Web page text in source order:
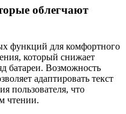
облегчают
функций для комфортного
который снижает
батареи. Возможность
адаптировать текст
пользователя, что
чтении.